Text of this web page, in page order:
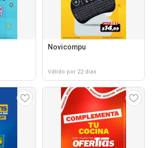
Novicompu
Válido por 22 días